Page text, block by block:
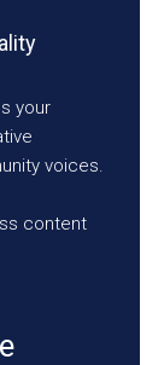
your
voices.
content